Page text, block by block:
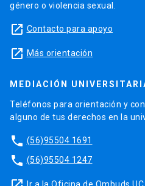
género o violencia sexual.
launch Contacto para apoyo
launch Más orientación
MEDIACIÓN
Teléfonos para orientación y
alguno de tus derechos en la
phone (56)95504 1691
phone (56)95504 1247